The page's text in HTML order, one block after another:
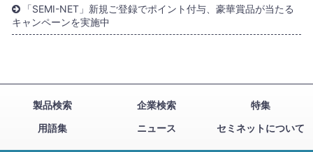
「SEMI-NET」新規ご登録でポイント付与、豪華賞品が当たる
キャンペーンを実施中
製品検索 企業検索
特集
用語集
ニュース セミネットについて